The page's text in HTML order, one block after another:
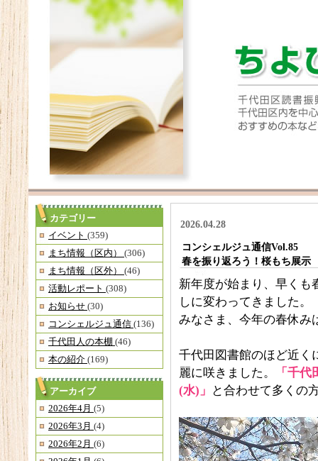
カテゴリー
イベント (359)
まち情報（区内） (306)
まち情報（区外） (46)
活動レポート (308)
お知らせ (30)
コンシェルジュ通信 (136)
千代田人の本棚 (46)
本の紹介 (169)
アーカイブ
2026年4月 (5)
2026年3月 (4)
2026年2月 (6)
2026.04.28
コンシェルジュ通信Vol.85
春を振り返ろう！桜もち展示
新年度が始まり、早くも
しに変わってきました。
みなさま、今年の春休み
千代田図書館のほど近く
麗に咲きました。
「千
(水)」
と合わせて多くの